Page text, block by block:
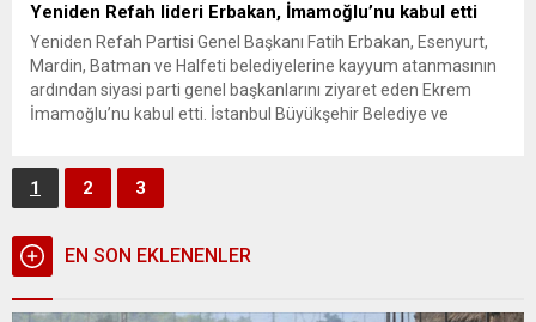
Yeniden Refah lideri Erbakan, İmamoğlu’nu kabul etti
Yeniden Refah Partisi Genel Başkanı Fatih Erbakan, Esenyurt,
Mardin, Batman ve Halfeti belediyelerine kayyum atanmasının
ardından siyasi parti genel başkanlarını ziyaret eden Ekrem
İmamoğlu’nu kabul etti. İstanbul Büyükşehir Belediye ve
atanmasının ardından siyasi parti genel başkanlarına...
1 2 3
EN SON EKLENENLER